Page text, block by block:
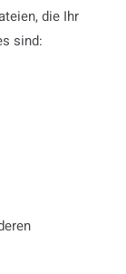
die Ihr
sind: